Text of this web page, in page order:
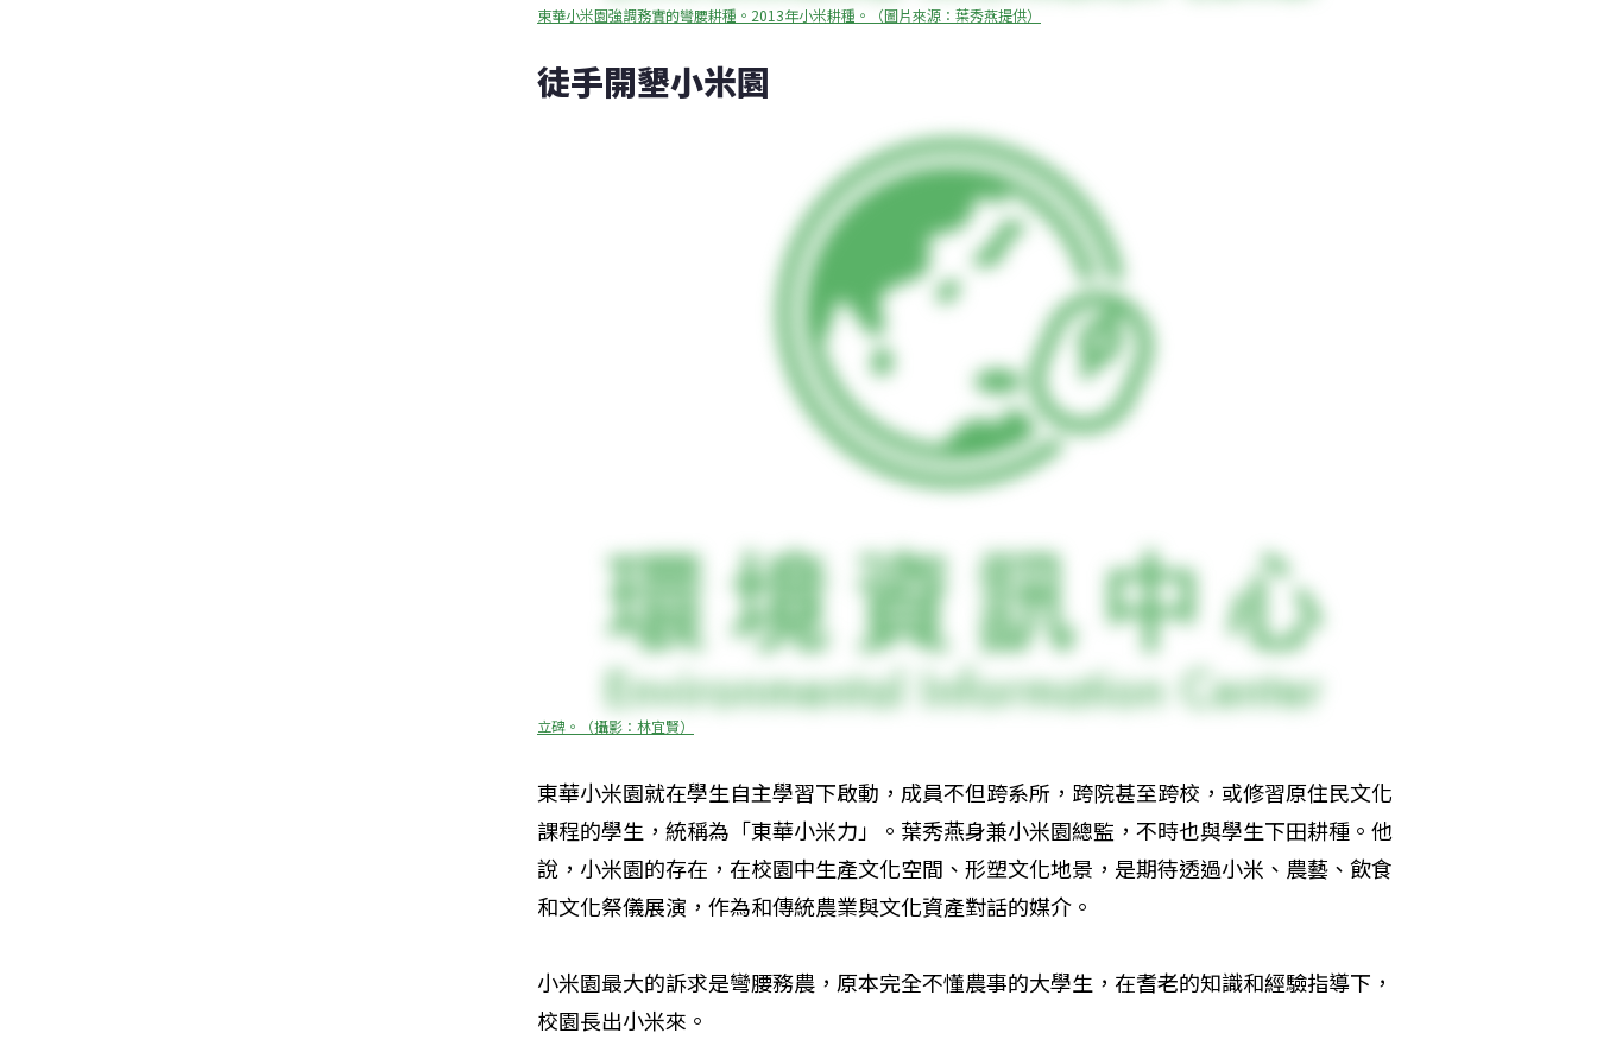
東華小米園強調務實的彎腰耕種。2013年小米耕種。（圖片來源：葉秀燕提供）
徒手開墾小米園
立碑。（攝影：林宜賢）
東華小米園就在學生自主學習下啟動，成員不但跨系所，跨院甚至跨校，或修習原住民文化
課程的學生，統稱為「東華小米力」。葉秀燕身兼小米園總監，不時也與學生下田耕種。他
說，小米園的存在，在校園中生產文化空間、形塑文化地景，是期待透過小米、農藝、飲食
和文化祭儀展演，作為和傳統農業與文化資產對話的媒介。
小米園最大的訴求是彎腰務農，原本完全不懂農事的大學生，在耆老的知識和經驗指導下，
校園長出小米來。